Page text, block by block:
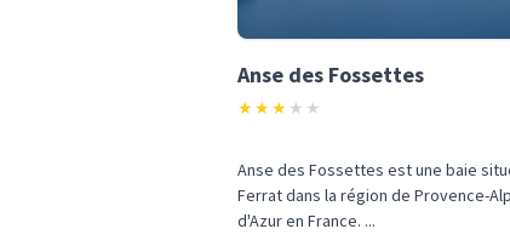
Anse des Fossettes
★★★ ★ ★
Anse des Fossettes est une baie
Ferrat dans la région de Provence-
d'Azur en France. ...